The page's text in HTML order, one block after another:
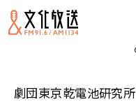
劇団東京乾電池研究